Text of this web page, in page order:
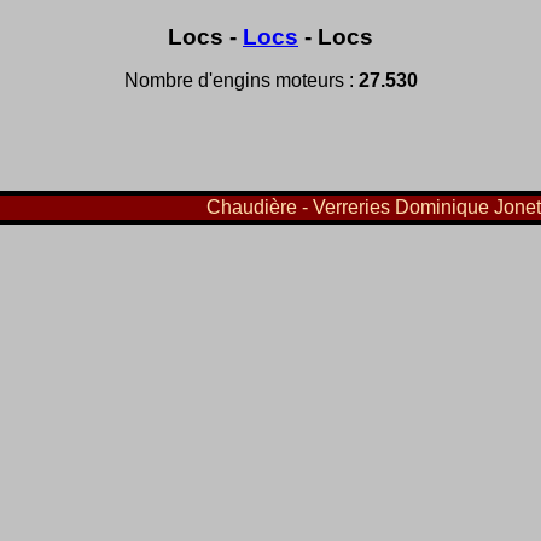
Locs - Locs - Locs
Nombre d'engins moteurs : 27.530
Chaudière - Verreries Dominique